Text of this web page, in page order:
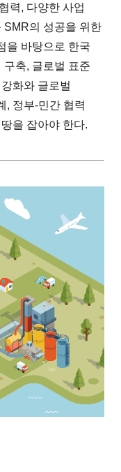
력, 다양한 사업
SMR의 성공을 위한
을 바탕으로 한국
축, 글로벌 표준
화와 글로벌
, 정부-민간 협력
을 잡아야 한다.